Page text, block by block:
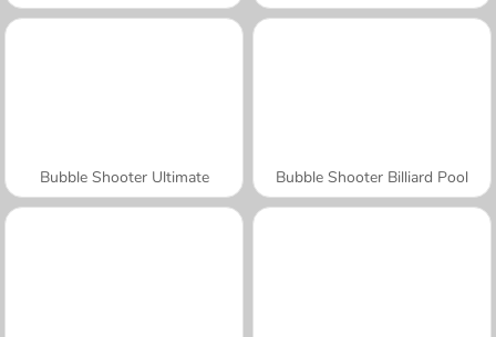
Bubble Shooter Ultimate Bubble Shooter Billiard Pool